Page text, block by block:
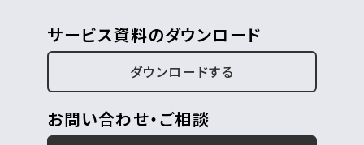
サービス資料のダウンロード
ダウンロードする
お問い合わせ・ご相談